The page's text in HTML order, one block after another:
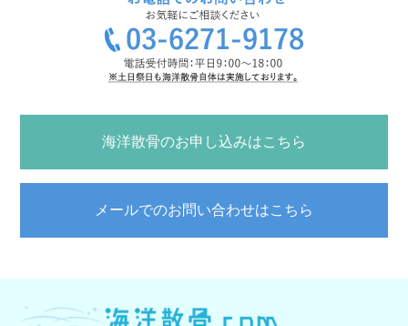
海洋散骨のお申し込みはこちら
メールでのお問い合わせはこちら